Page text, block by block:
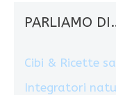
PARLIAMO
Cibi & Ricette
Integratori